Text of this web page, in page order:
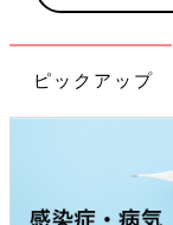
ピックアップ